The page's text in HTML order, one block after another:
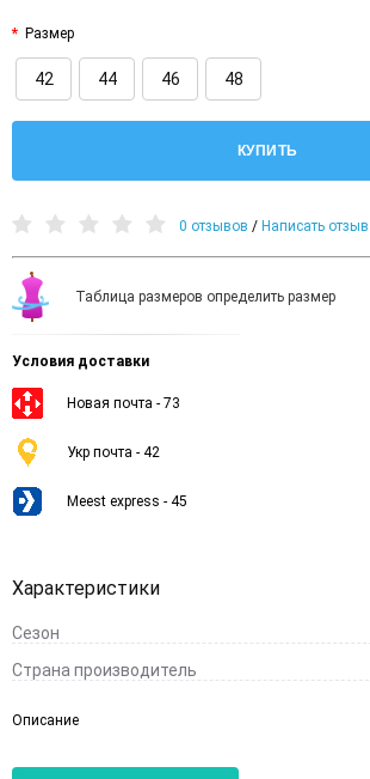
Размер
42 44 46 48
КУПИТЬ
0 отзывов / Написать отзыв
Таблица размеров определить размер
Условия доставки
Новая почта - 73
Укр почта - 42
Meest express - 45
Характеристики
Сезон
Страна производитель
Описание